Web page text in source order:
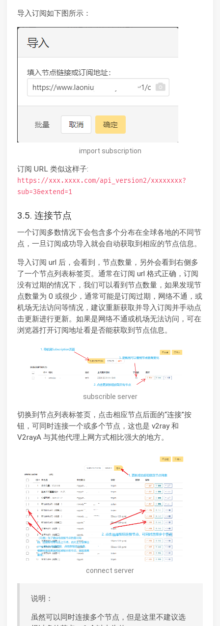
导入订阅如下图所示：
import subscription
订阅 URL 类似这样子:
https://xxx.xxxx.com/api_version2/xxxxxxxx?
sub=3&extend=1
3.5. 连接节点
一个订阅多数情况下会包含多个分布在全球各地的不同节
点，一旦订阅成功导入就会自动获取到相应的节点信息。
导入订阅 url 后，会看到，节点数量，另外会看到右侧多
了一个节点列表标签页。通常在订阅 url 格式正确，订阅
没有过期的情况下，我们可以看到节点数量，如果发现节
点数量为 0 或很少，通常可能是订阅过期，网络不通，或
机场无法访问等情况，建议重新获取并导入订阅并手动点
击更新进行更新。如果是网络不通或机场无法访问，可在
浏览器打开订阅地址看是否能获取到节点信息。
subscrible server
切换到节点列表标签页，点击相应节点后面的“连接”按
钮，可同时连接一个或多个节点，这也是 v2ray 和
V2rayA 与其他代理上网方式相比强大的地方。
connect server
说明：
虽然可以同时连接多个节点，但是这里不建议选